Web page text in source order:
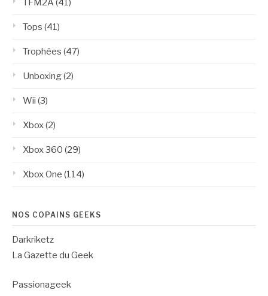
TFM2A(41)
Tops (41)
Trophées (47)
Unboxing(2)
Wii (3)
Xbox(2)
Xbox 360 (29)
Xbox One (114)
NOS COPAINS GEEKS
Darkriketz
La Gazette du Geek
Passionageek